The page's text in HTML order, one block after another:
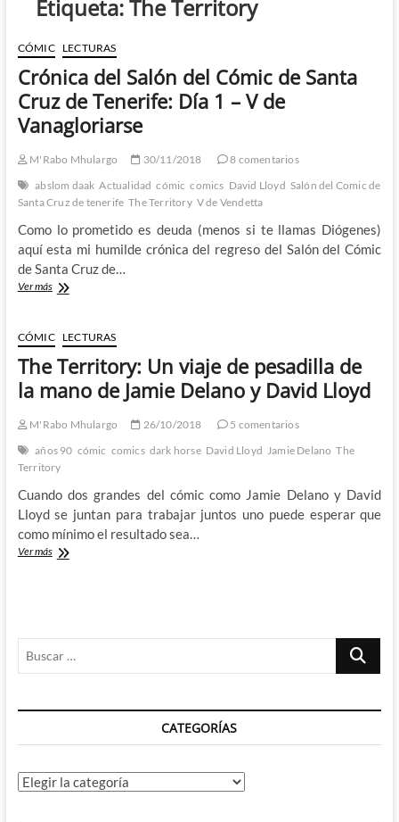
Etiqueta:The Territory
CÓMIC LECTURAS
Crónica del Salón del Cómic de Santa
Cruz de Tenerife: Día 1 – V de
Vanagloriarse
M'Rabo Mhulargo 30/11/2018
8 comentarios
abslom daak Actualidad cómic comics David Lloyd Salón del Comic de
Santa Cruz de tenerife The Territory V de Vendetta
Como lo prometido es deuda (menos si te llamas Diógenes)
aquí esta mi humilde crónica del regreso del Salón del Cómic
de Santa Cruz de…
Ver másCrónica
del
Cómic
de
Cruz
Tenerife:
Día
–
V
de
Vanagloriarse
CÓMIC LECTURAS
The Territory: Un viaje de pesadilla de
la mano de Jamie Delano y David Lloyd
M'Rabo Mhulargo 26/10/2018
5 comentarios
años 90 cómic comics dark horse David Lloyd Jamie Delano The
Territory
Cuando dos grandes del cómic como Jamie Delano y David
Lloyd se juntan para trabajar juntos uno puede esperar que
como mínimo el resultado sea…
Ver másThe
la
mano
Jamie
y
Lloyd
Buscar
CATEGORÍAS
Categorías